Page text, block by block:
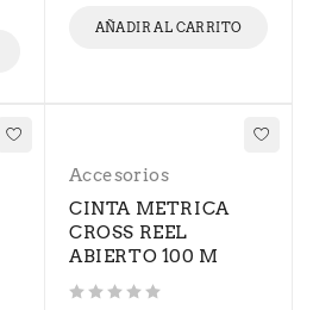
AÑADIR AL CARRITO
Accesorios
CINTA METRICA
CROSS REEL
ABIERTO 100 M